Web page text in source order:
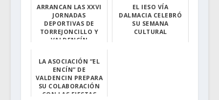
ARRANCAN LAS XXVI
JORNADAS
DEPORTIVAS DE
TORREJONCILLO Y
VALDENCÍN
EL IESO VÍA
DALMACIA CELEBRÓ
SU SEMANA
CULTURAL
LA ASOCIACIÓN “EL
ENCÍN” DE
VALDENCIN PREPARA
SU COLABORACIÓN
CON LAS FIESTAS